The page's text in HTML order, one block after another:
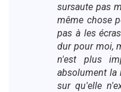
sursaute pas
même chose
pas à les
dur pour moi,
n'est plus
absolument la
sur qu'elle